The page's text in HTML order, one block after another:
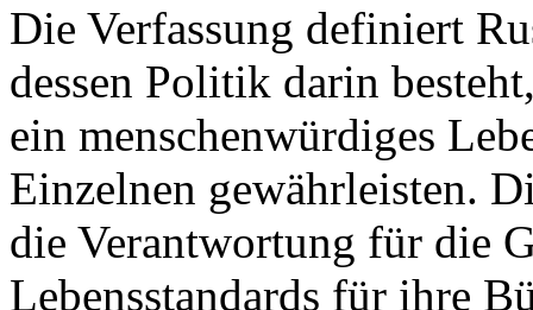
Die Verfassung definiert
dessen Politik darin
ein menschenwürdiges
Einzelnen gewährleisten.
die Verantwortung für die
Lebensstandards für ihre